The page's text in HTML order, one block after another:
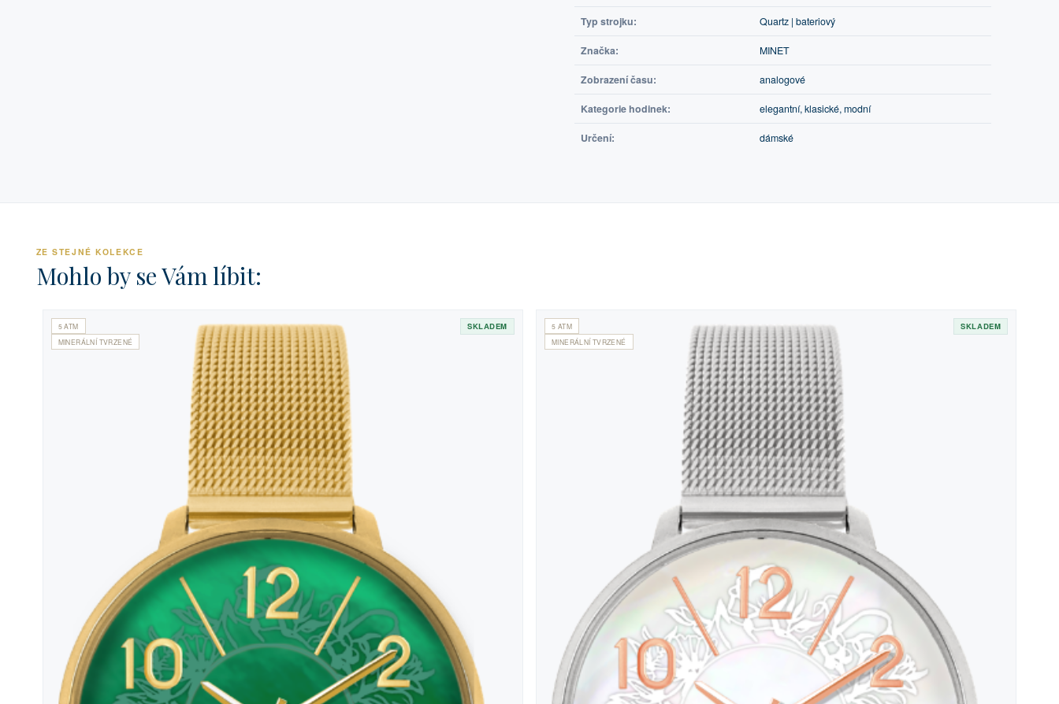
Typ strojku: Quartz | bateriový
Značka: MINET
Zobrazení času: analogové
Kategorie hodinek: elegantní, klasické, modní
Určení: dámské
ZE STEJNÉ KOLEKCE
Mohlo by se Vám líbit:
5 ATM
MINERÁLNÍ TVRZENÉ
SKLADEM
5 ATM
MINERÁLNÍ TVRZENÉ
SKLADEM